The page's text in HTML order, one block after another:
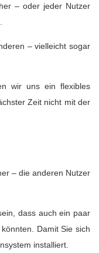
– oder jeder Nutzer
– vielleicht sogar
wir uns ein flexibles
Zeit nicht mit der
– die anderen Nutzer
dass auch ein paar
Damit Sie sich
installiert.